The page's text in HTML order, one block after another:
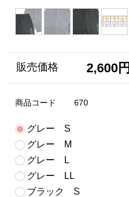
販売価格 2,600円
商品コード 670
グレー S
グレー M
グレー L
グレー LL
ブラック S